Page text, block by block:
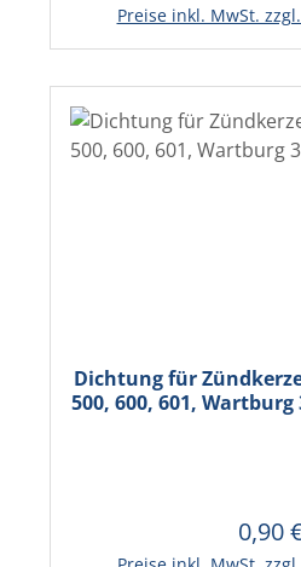
Preise inkl. MwSt.
Dichtung für
500, 600, 601, Wartburg
0,90
In den